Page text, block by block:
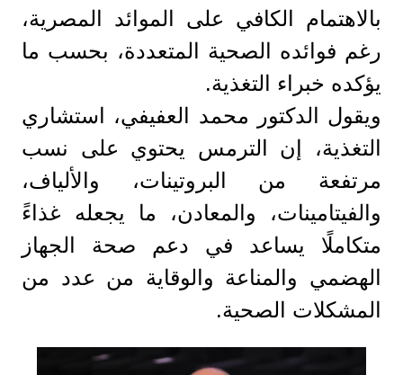
بالاهتمام الكافي على الموائد المصرية،
رغم فوائده الصحية المتعددة، بحسب ما
يؤكده خبراء التغذية.
ويقول الدكتور محمد العفيفي، استشاري
التغذية، إن الترمس يحتوي على نسب
مرتفعة من البروتينات، والألياف،
والفيتامينات، والمعادن، ما يجعله غذاءً
متكاملًا يساعد في دعم صحة الجهاز
الهضمي والمناعة والوقاية من عدد من
المشكلات الصحية.